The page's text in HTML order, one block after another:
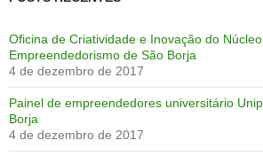
Oficina de Criatividade e Inovação do
Empreendedorismo de São Borja
4 de dezembro de 2017
Painel de empreendedores universitário
Borja
4 de dezembro de 2017